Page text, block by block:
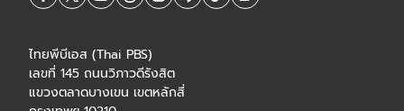
ไทยพีบีเอส (Thai PBS)
เลขที่ 145 ถนนวิภาวดีรังสิต
แขวงตลาดบางเขน เขตหลักสี่